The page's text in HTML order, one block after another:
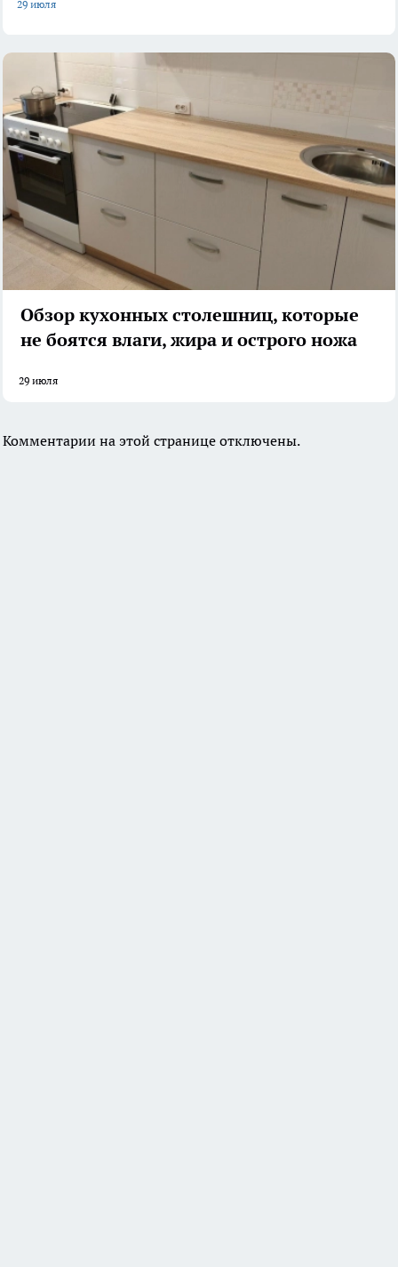
29 июля
Обзор кухонных столешниц, которые
не боятся влаги, жира и острого ножа
29 июля
Комментарии на этой странице отключены.